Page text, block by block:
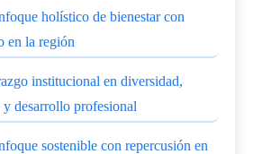
holístico de bienestar con
en la región
institucional en diversidad,
y desarrollo profesional
sostenible con repercusión en